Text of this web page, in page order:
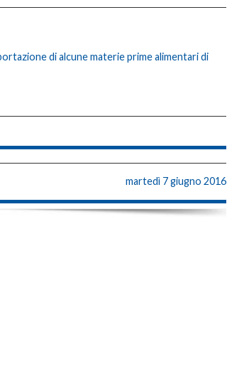
di alcune materie prime alimentari di
martedì 7 giugno 2016